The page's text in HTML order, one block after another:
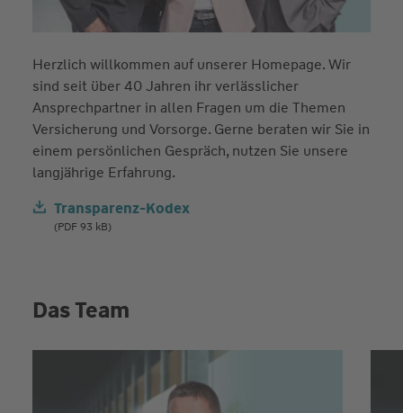
Herzlich willkommen auf unserer Homepage. Wir
sind seit über 40 Jahren ihr verlässlicher
Ansprechpartner in allen Fragen um die Themen
Versicherung und Vorsorge. Gerne beraten wir Sie in
einem persönlichen Gespräch, nutzen Sie unsere
langjährige Erfahrung.
Transparenz-Kodex
(PDF 93 kB)
Das Team